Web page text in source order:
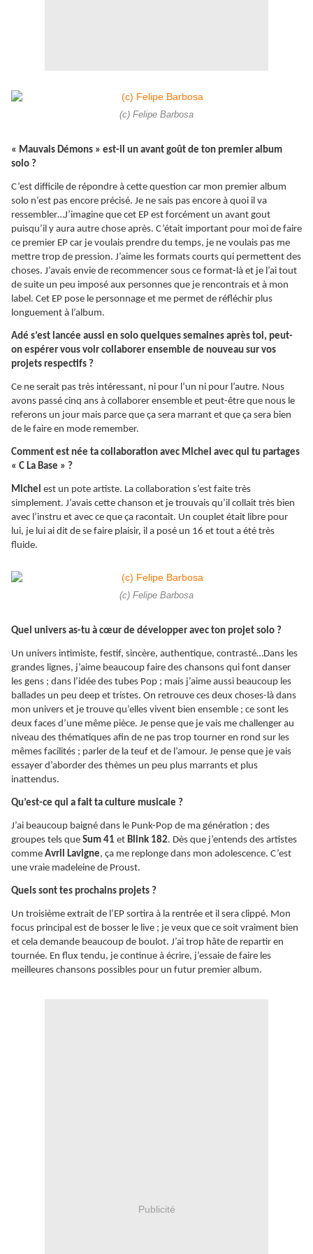
(c) Felipe Barbosa
« Mauvais Démons » est-il un avant goût de ton premier album
solo ?
C’est difficile de répondre à cette question car mon premier album
solo n’est pas encore précisé. Je ne sais pas encore à quoi il va
ressembler…J’imagine que cet EP est forcément un avant gout
puisqu’il y aura autre chose après. C’était important pour moi de faire
ce premier EP car je voulais prendre du temps, je ne voulais pas me
mettre trop de pression. J’aime les formats courts qui permettent des
choses. J’avais envie de recommencer sous ce format-là et je l’ai tout
de suite un peu imposé aux personnes que je rencontrais et à mon
label. Cet EP pose le personnage et me permet de réfléchir plus
longuement à l’album.
Adé s’est lancée aussi en solo quelques semaines après toi, peut-
on espérer vous voir collaborer ensemble de nouveau sur vos
projets respectifs ?
Ce ne serait pas très intéressant, ni pour l’un ni pour l’autre. Nous
avons passé cinq ans à collaborer ensemble et peut-être que nous le
referons un jour mais parce que ça sera marrant et que ça sera bien
de le faire en mode remember.
Comment est née ta collaboration avec Michel avec qui tu partages
« C La Base » ?
Michel est un pote artiste. La collaboration s’est faite très
simplement. J’avais cette chanson et je trouvais qu’il collait très bien
avec l’instru et avec ce que ça racontait. Un couplet était libre pour
lui, je lui ai dit de se faire plaisir, il a posé un 16 et tout a été très
fluide.
(c) Felipe Barbosa
Quel univers as-tu à cœur de développer avec ton projet solo ?
Un univers intimiste, festif, sincère, authentique, contrasté…Dans les
grandes lignes, j’aime beaucoup faire des chansons qui font danser
les gens ; dans l’idée des tubes Pop ; mais j’aime aussi beaucoup les
ballades un peu deep et tristes. On retrouve ces deux choses-là dans
mon univers et je trouve qu’elles vivent bien ensemble ; ce sont les
deux faces d’une même pièce. Je pense que je vais me challenger au
niveau des thématiques afin de ne pas trop tourner en rond sur les
mêmes facilités ; parler de la teuf et de l’amour. Je pense que je vais
essayer d’aborder des thèmes un peu plus marrants et plus
inattendus.
Qu’est-ce qui a fait ta culture musicale ?
J’ai beaucoup baigné dans le Punk-Pop de ma génération ; des
groupes tels que Sum 41 et Blink 182. Dès que j’entends des artistes
comme Avril Lavigne, ça me replonge dans mon adolescence. C’est
une vraie madeleine de Proust.
Quels sont tes prochains projets ?
Un troisième extrait de l’EP sortira à la rentrée et il sera clippé. Mon
focus principal est de bosser le live ; je veux que ce soit vraiment bien
et cela demande beaucoup de boulot. J’ai trop hâte de repartir en
tournée. En flux tendu, je continue à écrire, j’essaie de faire les
meilleures chansons possibles pour un futur premier album.
Publicité